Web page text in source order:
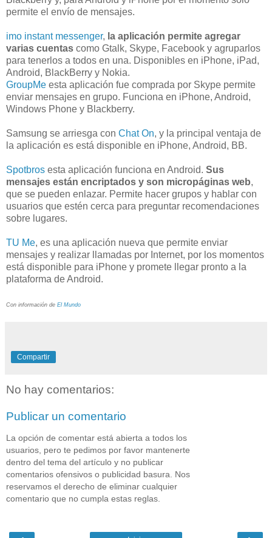
permite el envío de mensajes.
imo instant messenger, la aplicación permite agregar
varias cuentas como Gtalk, Skype, Facebook y agruparlos
para tenerlos a todos en una. Disponibles en iPhone, iPad,
Android, BlackBerry y Nokia.
GroupMe esta aplicación fue comprada por Skype permite
enviar mensajes en grupo. Funciona en iPhone, Android,
Windows Phone y Blackberry.
Samsung se arriesga con Chat On, y la principal ventaja de
la aplicación es está disponible en iPhone, Android, BB.
Spotbros esta aplicación funciona en Android. Sus
mensajes están encriptados y son micropáginas web,
que se pueden enlazar. Permite hacer grupos y hablar con
usuarios que estén cerca para preguntar recomendaciones
sobre lugares.
TU Me, es una aplicación nueva que permite enviar
mensajes y realizar llamadas por Internet, por los momentos
está disponible para iPhone y promete llegar pronto a la
plataforma de Android.
Con información de El Mundo
Compartir
No hay comentarios:
Publicar un comentario
La opción de comentar está abierta a todos los
usuarios, pero te pedimos por favor mantenerte
dentro del tema del artículo y no publicar
comentarios ofensivos o publicidad basura. Nos
reservamos el derecho de eliminar cualquier
comentario que no cumpla estas reglas.